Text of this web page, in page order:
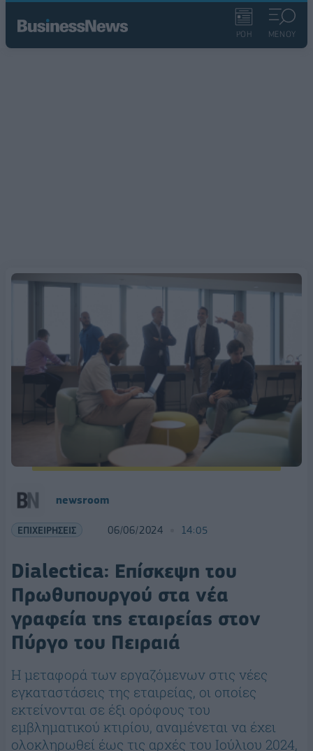
ΡΟΗ ΜΕΝΟΥ
newsroom
ΕΠΙΧΕΙΡΗΣΕΙΣ 06/06/2024 14:05
Dialectica: Επίσκεψη του
Πρωθυπουργού στα νέα
γραφεία της εταιρείας στον
Πύργο του Πειραιά
Η μεταφορά των εργαζόμενων στις νέες
εγκαταστάσεις της εταιρείας, οι οποίες
εκτείνονται σε έξι ορόφους του
εμβληματικού κτιρίου, αναμένεται να έχει
ολοκληρωθεί έως τις αρχές του Ιούλιου 2024,